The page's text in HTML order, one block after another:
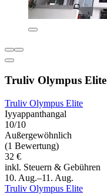
Truliv Olympus Elite
Truliv Olympus Elite
Iyyappanthangal
10/10
Außergewöhnlich
(1 Bewertung)
32 €
inkl. Steuern & Gebühren
10. Aug.–11. Aug.
Truliv Olympus Elite